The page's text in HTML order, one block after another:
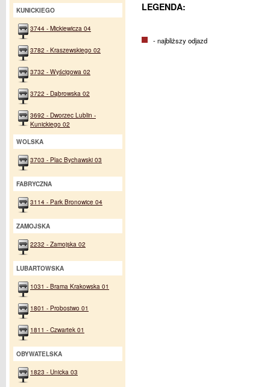
LEGENDA:
- najbliższy odjazd
KUNICKIEGO
3744 - Mickiewicza 04
3782 - Kraszewskiego 02
3732 - Wyścigowa 02
3722 - Dąbrowska 02
3692 - Dworzec Lublin -
Kunickiego 02
WOLSKA
3703 - Plac Bychawski 03
FABRYCZNA
3114 - Park Bronowice 04
ZAMOJSKA
2232 - Zamojska 02
LUBARTOWSKA
1031 - Brama Krakowska 01
1801 - Probostwo 01
1811 - Czwartek 01
OBYWATELSKA
1823 - Unicka 03